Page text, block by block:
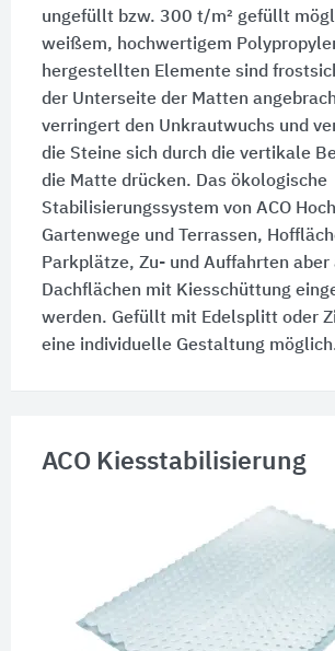
ungefüllt bzw. 300 t/m² gefüllt
weißem, hochwertigem
hergestellten Elemente sind
der Unterseite der Matten
verringert den Unkrautwuchs und
die Steine sich durch die vertikale
die Matte drücken. Das ökologische
Stabilisierungssystem von ACO
Gartenwege und Terrassen,
Parkplätze, Zu- und Auffahrten aber
Dachflächen mit Kiesschüttung
werden. Gefüllt mit Edelsplitt oder
eine individuelle Gestaltung
ACO Kiesstabilisierung